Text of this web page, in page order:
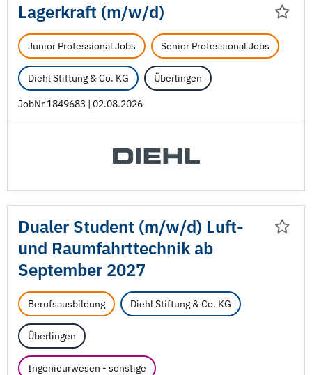
Lagerkraft (m/w/d)
Junior Professional Jobs Senior Professional Jobs
Diehl Stiftung & Co. KG Überlingen
JobNr 1849683 | 02.08.2026
Dualer Student (m/w/d) Luft-
und Raumfahrttechnik ab
September 2027
Berufsausbildung Diehl Stiftung & Co. KG
Überlingen
Ingenieurwesen - sonstige